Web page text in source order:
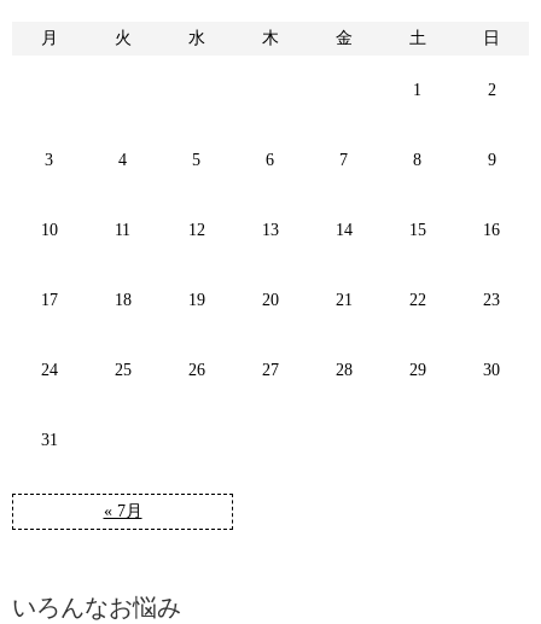
月 火 水 木 金 土 日
« 7月
1 2
3 4 5 6 7 8 9
10 11 12 13 14 15 16
17 18 19 20 21 22 23
24 25 26 27 28 29 30
31
いろんなお悩み